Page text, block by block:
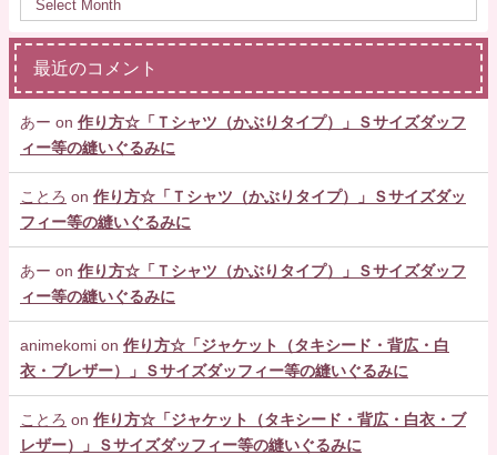
最近のコメント
あー on 作り方☆「Ｔシャツ（かぶりタイプ）」Ｓサイズダッフ
ィー等の縫いぐるみに
ことろ on 作り方☆「Ｔシャツ（かぶりタイプ）」Ｓサイズダッ
フィー等の縫いぐるみに
あー on 作り方☆「Ｔシャツ（かぶりタイプ）」Ｓサイズダッフ
ィー等の縫いぐるみに
animekomi on 作り方☆「ジャケット（タキシード・背広・白
衣・ブレザー）」Ｓサイズダッフィー等の縫いぐるみに
ことろ on 作り方☆「ジャケット（タキシード・背広・白衣・ブ
レザー）」Ｓサイズダッフィー等の縫いぐるみに